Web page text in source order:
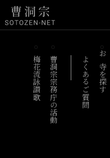
梅花流詠讃歌 曹洞宗宗務庁の活動 よくあるご質問 お寺を探す